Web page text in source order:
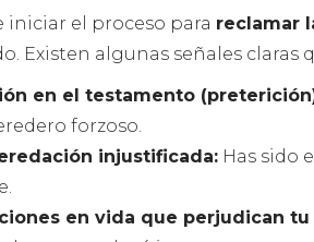
iniciar el proceso para reclamar
Existen algunas señales claras
en el testamento
forzoso.
injustificada: Has sido
en vida que perjudican